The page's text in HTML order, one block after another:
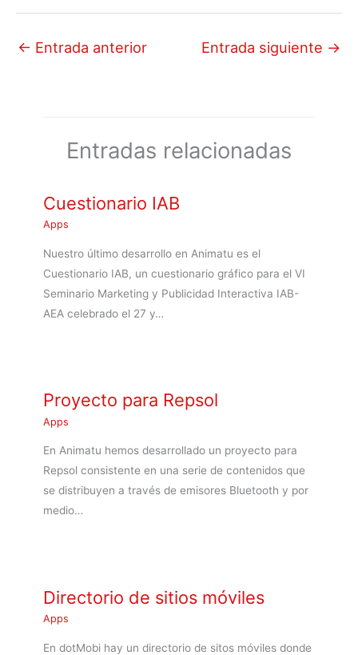
← Entrada anterior Entrada siguiente →
Entradas relacionadas
Cuestionario IAB
Apps
Nuestro último desarrollo en Animatu es el
Cuestionario IAB, un cuestionario gráfico para el VI
Seminario Marketing y Publicidad Interactiva IAB-
AEA celebrado el 27 y…
Proyecto para Repsol
Apps
En Animatu hemos desarrollado un proyecto para
Repsol consistente en una serie de contenidos que
se distribuyen a través de emisores Bluetooth y por
medio…
Directorio de sitios móviles
Apps
En dotMobi hay un directorio de sitos móviles donde